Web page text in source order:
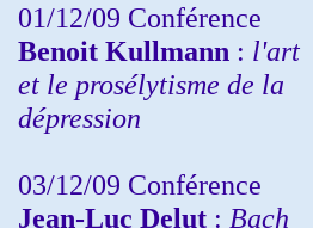
01/12/09 Conférence
Benoit Kullmann : l'art
et le prosélytisme de la
dépression
03/12/09 Conférence
Jean-Luc Delut : Bach